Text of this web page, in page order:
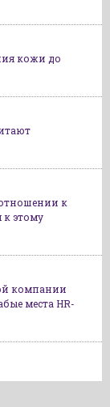
кожи до
к
к этому
компании
места HR-